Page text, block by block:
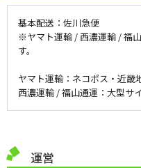
基本配送：佐川急便
※ヤマト運輸 / 西濃運輸 / 福
す。
ヤマト運輸：ネコポス・近畿
西濃運輸 / 福山通運：大型サ
運営